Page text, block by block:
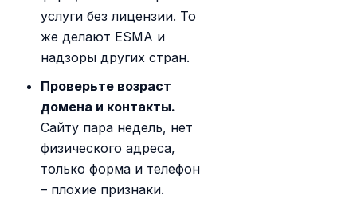
услуги без лицензии. То
же делают ESMA и
надзоры других стран.
Проверьте возраст
домена и контакты.
Сайту пара недель, нет
физического адреса,
только форма и телефон
– плохие признаки.